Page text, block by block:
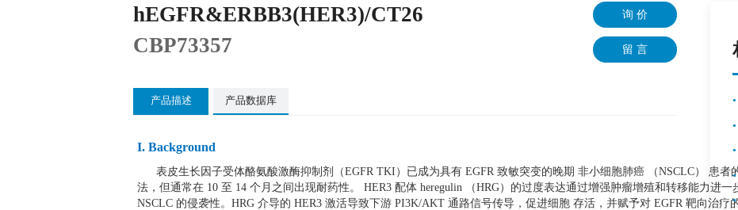
hEGFR&ERBB3(HER3)/CT26
CBP73357
询 价
留 言
产品描述 产品数据库
I. Background
表皮生长因子受体酪氨酸激酶抑制剂（EGFR TKI）已成为具有 EGFR 致敏突变的晚期 非小细胞肺癌 （NSCLC） 患者
法，但通常在 10 至 14 个月之间出现耐药性。 HER3 配体 heregulin （HRG）的过度表达通过增强肿瘤增殖和转移能力进一
NSCLC 的侵袭性。HRG 介导的 HER3 激活导致下游 PI3K/AKT 通路信号传导，促进细胞 存活，并赋予对 EGFR 靶向治疗
•
•
•
•
•